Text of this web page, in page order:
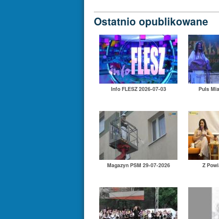
Ostatnio opublikowane
Info FLESZ 2026-07-03 Puls
Magazyn PSM 29-07-2026 Z